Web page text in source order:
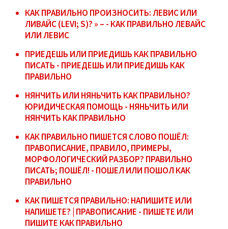
КАК ПРАВИЛЬНО ПРОИЗНОСИТЬ: ЛЕВИС ИЛИ
ЛИВАЙС (LEVI; S)? » – - КАК ПРАВИЛЬНО ЛЕВАЙС
ИЛИ ЛЕВИС
ПРИЕДЕШЬ ИЛИ ПРИЕДИШЬ КАК ПРАВИЛЬНО
ПИСАТЬ - ПРИЕДЕШЬ ИЛИ ПРИЕДИШЬ КАК
ПРАВИЛЬНО
НЯНЧИТЬ ИЛИ НЯНЬЧИТЬ КАК ПРАВИЛЬНО?
ЮРИДИЧЕСКАЯ ПОМОЩЬ - НЯНЬЧИТЬ ИЛИ
НЯНЧИТЬ КАК ПРАВИЛЬНО
КАК ПРАВИЛЬНО ПИШЕТСЯ СЛОВО ПОШЁЛ:
ПРАВОПИСАНИЕ, ПРАВИЛО, ПРИМЕРЫ,
МОРФОЛОГИЧЕСКИЙ РАЗБОР? ПРАВИЛЬНО
ПИСАТЬ; ПОШЁЛ! - ПОШЕЛ ИЛИ ПОШОЛ КАК
ПРАВИЛЬНО
КАК ПИШЕТСЯ ПРАВИЛЬНО: НАПИШИТЕ ИЛИ
НАПИШЕТЕ? | ПРАВОПИСАНИЕ - ПИШЕТЕ ИЛИ
ПИШИТЕ КАК ПРАВИЛЬНО